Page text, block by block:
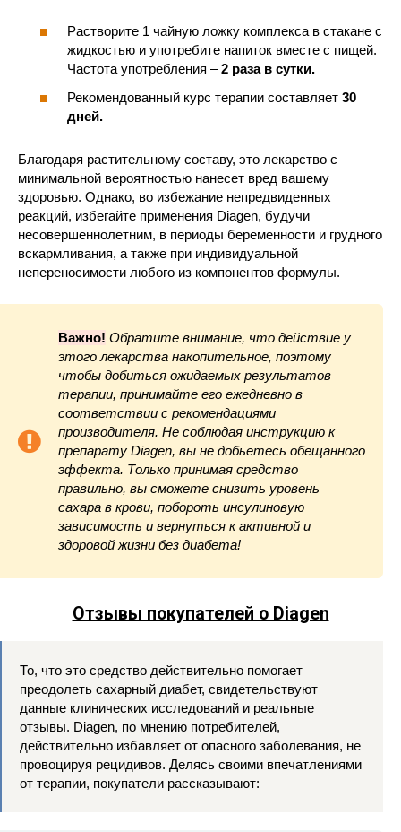
Растворите 1 чайную ложку комплекса в стакане с
жидкостью и употребите напиток вместе с пищей.
Частота употребления –2 раза в сутки.
Рекомендованный курс терапии составляет 30
дней.
Благодаря растительному составу, это лекарство с
минимальной вероятностью нанесет вред вашему
здоровью. Однако, во избежание непредвиденных
реакций, избегайте применения Diagen, будучи
несовершеннолетним, в периоды беременности и грудного
вскармливания, а также при индивидуальной
непереносимости любого из компонентов формулы.
Важно! Обратите внимание, что действие у
этого лекарства накопительное, поэтому
чтобы добиться ожидаемых результатов
терапии, принимайте его ежедневно в
соответствии с рекомендациями
производителя. Не соблюдая инструкцию к
препарату Diagen, вы не добьетесь обещанного
эффекта. Только принимая средство
правильно, вы сможете снизить уровень
сахара в крови, побороть инсулиновую
зависимость и вернуться к активной и
здоровой жизни без диабета!
Отзывы покупателей о Diagen
То, что это средство действительно помогает
преодолеть сахарный диабет, свидетельствуют
данные клинических исследований и реальные
отзывы. Diagen, по мнению потребителей,
действительно избавляет от опасного заболевания, не
провоцируя рецидивов. Делясь своими впечатлениями
от терапии, покупатели рассказывают: